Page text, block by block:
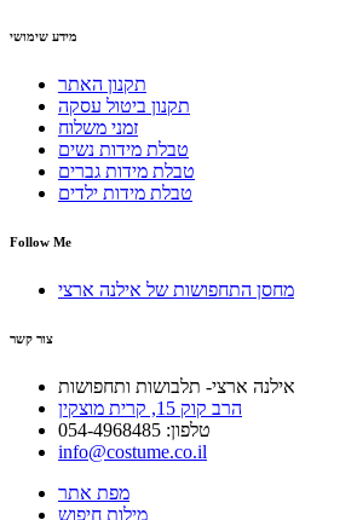
מידע שימושי
תקנון האתר
תקנון ביטול עסקה
זמני משלוח
טבלת מידות נשים
טבלת מידות גברים
טבלת מידות ילדים
Follow Me
מחסן התחפושות של אילנה ארצי
צור קשר
אילנה ארצי- תלבושות ותחפושות
הרב קוק 15, קרית מוצקין
טלפון: 054-4968485
info@costume.co.il
מפת אתר
מילות חיפוש